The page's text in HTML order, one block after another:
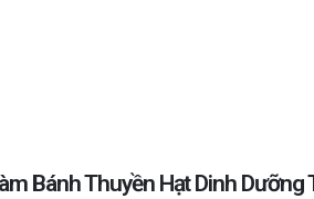
Bánh Thuyền Hạt Dinh Dưỡng